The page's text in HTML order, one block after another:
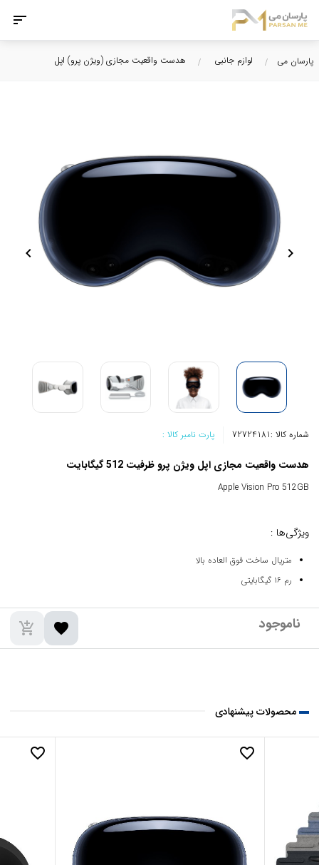
پارسان می لوازم جانبی هدست واقعیت مجازی (ویژن پرو) اپل
chevron_right
chevron_left
شماره کالا :72724181 پارت نامبر کالا :
هدست واقعیت مجازی اپل ویژن پرو ظرفیت 512 گیگابایت
Apple Vision Pro 512GB
ویژگی‌ها :
متریال ساخت فوق العاده بالا
رم ۱۶ گیگابایتی
add_shopping_cart favorite
محصولات پیشنهادی
favorite_border
favorite_border